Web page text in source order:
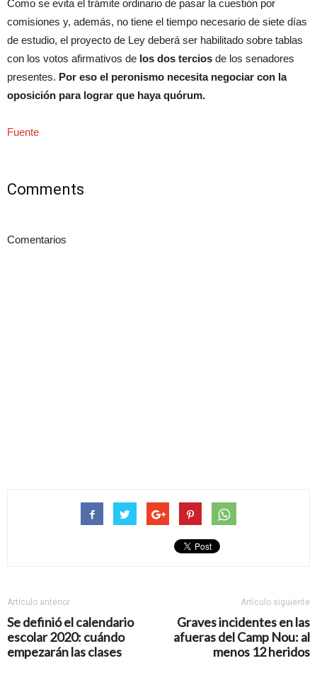
Como se evita el trámite ordinario de pasar la cuestión por
comisiones y, además, no tiene el tiempo necesario de siete días
de estudio, el proyecto de Ley deberá ser habilitado sobre tablas
con los votos afirmativos de los dos tercios de los senadores
presentes. Por eso el peronismo necesita negociar con la
oposición para lograr que haya quórum.
Fuente
Comments
Comentarios
Artículo anterior
Se definió el calendario
escolar 2020: cuándo
empezarán las clases
Artículo siguiente
Graves incidentes en las
afueras del Camp Nou: al
menos 12 heridos